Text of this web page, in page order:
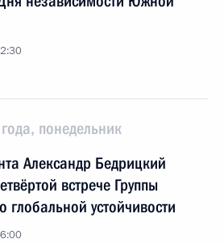
понедельник
Александр Бедрицкий
встрече Группы
глобальной устойчивости